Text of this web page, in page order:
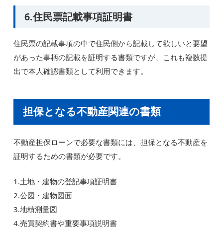
6.住民票記載事項証明書
住民票の記載事項の中で住民側から記載して欲しいと要望
があった事柄の記載を証明する書類ですが、これも複数提
出で本人確認書類として利用できます。
担保となる不動産関連の書類
不動産担保ローンで必要な書類には、担保となる不動産を
証明するための書類が必要です。
1.土地・建物の登記事項証明書
2.公図・建物図面
3.地積測量図
4.売買契約書や重要事項説明書